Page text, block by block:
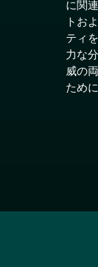
に関
トお
ティ
力な
威の
ため